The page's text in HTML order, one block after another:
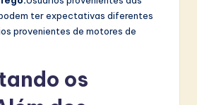
ter expectativas diferentes
provenientes de motores de
os